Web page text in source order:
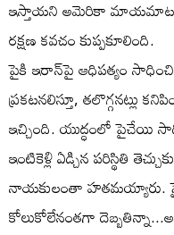
ఇస్తాయని అమెరికా
రక్షణ కవచం కుప్పకూలింది.
పైకి ఇరాన్‌పై ఆధిపత్యం
ప్రకటనలిస్తూ, తలొగ్గనట్లు
ఇచ్చింది. యుద్ధంలో పైచేయి
ఇంటికెళ్లి ఏడ్చిన పరిస్థితి
నాయకులంతా హతమయ్యారు.
కోలుకోలేనంతగా